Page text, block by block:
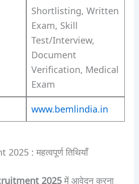
Shortlisting, Written
Exam, Skill
Test/Interview,
Document
Verification, Medical
Exam
www.bemlindia.in
: महत्वपूर्ण तिथियाँ
2025में आवेदन करना